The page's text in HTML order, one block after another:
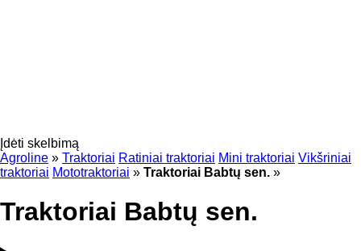
Įdėti skelbimą
Agroline » Traktoriai Ratiniai traktoriai Mini traktoriai Vikšriniai
traktoriai Mototraktoriai » Traktoriai Babtų sen. »
Traktoriai Babtų sen.